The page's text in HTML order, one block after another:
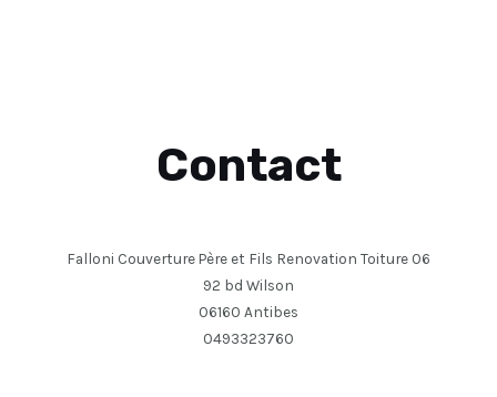
Contact
Falloni Couverture Père et Fils Renovation Toiture 06
92 bd Wilson
06160 Antibes
0493323760